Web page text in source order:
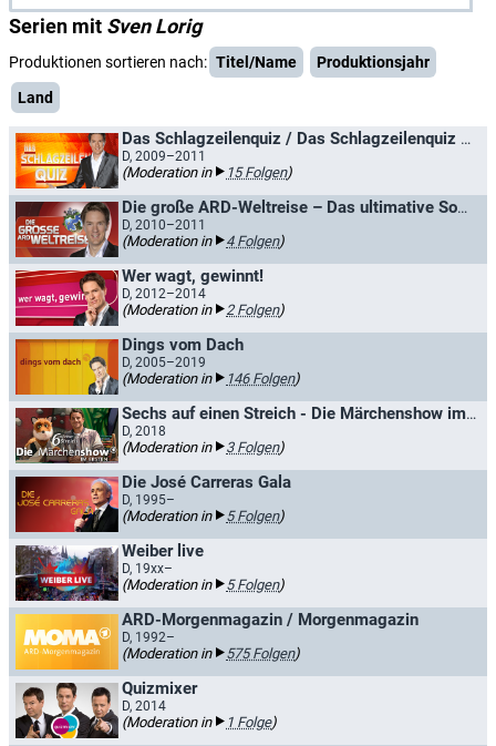
Serien mit Sven Lorig
Produktionen sortieren nach: Titel/Name
Produktionsjahr
Land
Das Schlagzeilenquiz / Das Schlagzeilenquiz mit Sven Lorig
D, 2009–2011
(Moderation in 15 Folgen)
Die große ARD-Weltreise – Das ultimative Sommer-Quiz
D, 2010–2011
(Moderation in 4 Folgen)
Wer wagt, gewinnt!
D, 2012–2014
(Moderation in 2 Folgen)
Dings vom Dach
D, 2005–2019
(Moderation in 146 Folgen)
Sechs auf einen Streich - Die Märchenshow im Ersten
D, 2018
(Moderation in 3 Folgen)
Die José Carreras Gala
D, 1995–
(Moderation in 5 Folgen)
Weiber live
D, 19xx–
(Moderation in 5 Folgen)
ARD-Morgenmagazin / Morgenmagazin
D, 1992–
(Moderation in 575 Folgen)
Quizmixer
D, 2014
(Moderation in 1 Folge)